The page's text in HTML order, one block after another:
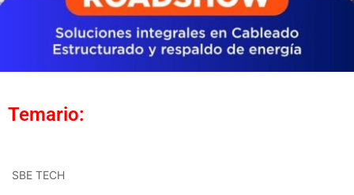
Temario:
SBE TECH